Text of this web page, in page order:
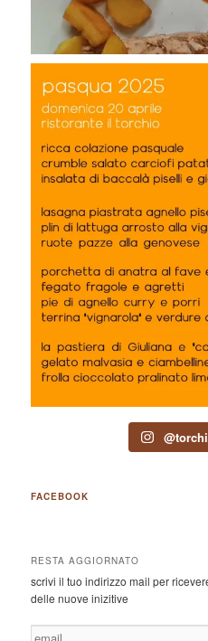
FACEBOOK
RESTA AGGIORNATO
scrivi il tuo indirizzo mail per
delle nuove inizitive
email